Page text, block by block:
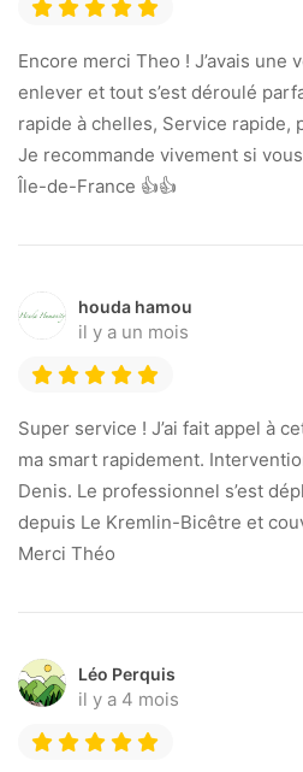
Encore merci Theo ! J’avais une
enlever et tout s’est déroulé
rapide à chelles, Service rapide,
Je recommande vivement si
Île-de-France 👍👍
houda hamou
il y a un mois
Super service ! J’ai fait appel à
ma smart rapidement.
Denis. Le professionnel s’est
depuis Le Kremlin-Bicêtre et
Merci Théo
Léo Perquis
il y a 4 mois